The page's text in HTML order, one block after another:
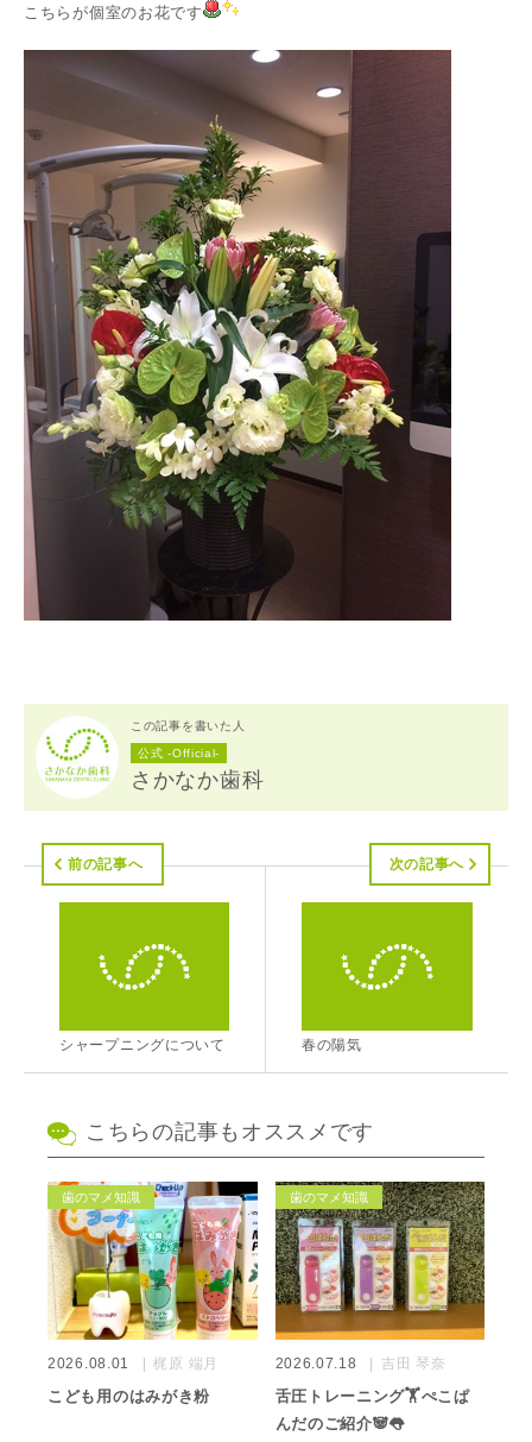
こちらが個室のお花です
この記事を書いた人
公式 -Official-
さかなか歯科
前の記事へ
シャープニングについて
次の記事へ
春の陽気
こちらの記事もオススメです
歯のマメ知識
2026.08.01 梶原 端月
こども用のはみがき粉
歯のマメ知識
2026.07.18 吉田 琴奈
舌圧トレーニング🏋️ぺこぱ
んだのご紹介🐼👅